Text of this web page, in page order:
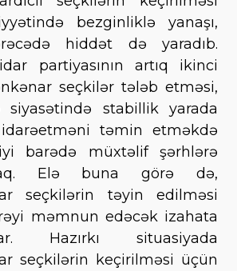
bezginliklə yanaşı,
hiddət də yaradıb.
partiyasının artıq ikinci
seçkilər tələb etməsi,
siyasətində stabillik yarada
təmin etməkdə
barədə müxtəlif şərhlərə
Elə buna görə də,
seçkilərin təyin edilməsi
məmnun edəcək izahata
Hazırkı situasiyada
seçkilərin keçirilməsi üçün